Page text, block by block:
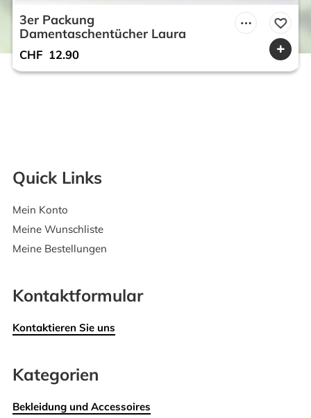
3er Packung
Damentaschentücher Laura
CHF 12.90
Quick Links
Mein Konto
Meine Wunschliste
Meine Bestellungen
Kontaktformular
Kontaktieren Sie uns
Kategorien
Bekleidung und Accessoires